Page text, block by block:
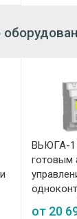
ВЬЮГА-1
готовым
от 20